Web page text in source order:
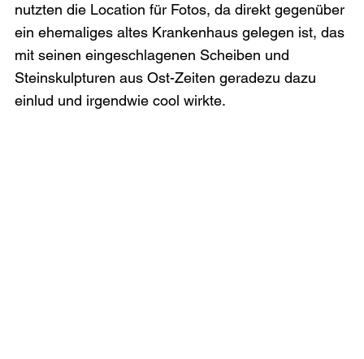
nutzten die Location für Fotos, da direkt gegenüber
ein ehemaliges altes Krankenhaus gelegen ist, das
mit seinen eingeschlagenen Scheiben und
Steinskulpturen aus Ost-Zeiten geradezu dazu
einlud und irgendwie cool wirkte.